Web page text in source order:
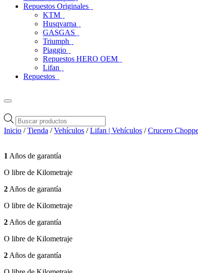
Repuestos Originales
KTM
Husqvarna
GASGAS
Triumph
Piaggio
Repuestos HERO OEM
Lifan
Repuestos
Búsqueda
de
productos
Inicio /Tienda /Vehículos /Lifan | Vehículos /Crucero
1 Años de garantía
O libre de Kilometraje
2 Años de garantía
O libre de Kilometraje
2 Años de garantía
O libre de Kilometraje
2 Años de garantía